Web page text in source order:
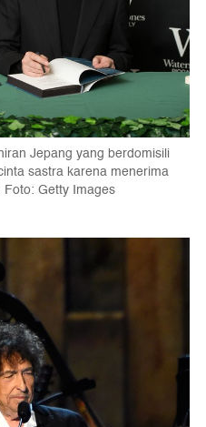
Jepang yang berdomisili
sastra karena menerima
Getty Images